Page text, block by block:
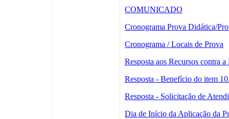
COMUNICADO
Cronograma Prova Didática/
Cronograma / Locais de Prova
Resposta aos Recursos contra
Resposta - Benefício do item
Resposta - Solicitação de
Dia de Início da Aplicação da